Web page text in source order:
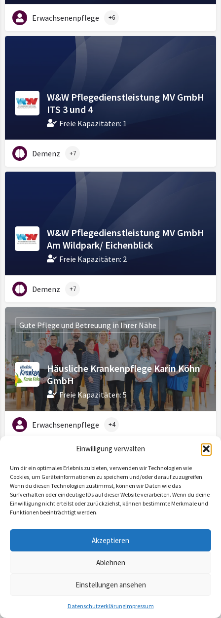
Einwilligung verwalten
Um dir ein optimales Erlebnis zu bieten, verwenden wir Technologien wie
Cookies, um Geräteinformationen zu speichern und/oder darauf zuzugreifen.
Wenn du diesen Technologien zustimmst, können wir Daten wie das
Surfverhalten oder eindeutige IDs auf dieser Website verarbeiten. Wenn du deine
Einwilligung nicht erteilst oder zurückziehst, können bestimmte Merkmale und
Funktionen beeinträchtigt werden.
Akzeptieren
Ablehnen
Einstellungen ansehen
DatenschutzerklärungImpressum
Erwachsenenpflege +6
W&W Pflegedienstleistung MV GmbH
ITS 3 und 4
Freie Kapazitäten: 1
Demenz +7
W&W Pflegedienstleistung MV GmbH
Am Wildpark/ Eichenblick
Freie Kapazitäten: 2
Demenz +7
Häusliche Krankenpflege Karin Köhn
GmbH
Freie Kapazitäten: 5
Gute Pflege und Betreuung in Ihrer Nähe
Erwachsenenpflege +4
W&W Pflegedienstleistung MV GmbH
Freie Kapazitäten: 4
Erwachsenenpflege +6